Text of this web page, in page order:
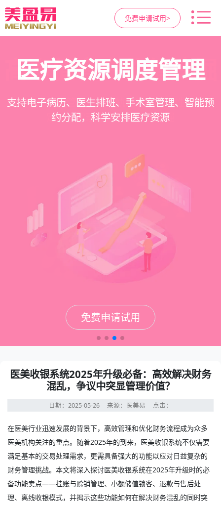
免费申请试用>
智慧医美管理系统
一站式解决医美机构预约、咨询、手术安排、会
员管理、财务核算全流程管理
免费申请试用
医疗资源调度管理
支持电子病历、医生排班、手术室管理、智能预
约分配，科学安排医疗资源
免费申请试用
高净值客户价值挖掘
支持客户分级管理、消费轨迹追踪、个性化方案
定制、实现客户长期价值挖掘
免费申请试用
营销与私域运营
提供小程序商城、私域scrm、项目套餐、裂变分
销多种营销工具，助力获客与转化
免费申请试用
医美收银系统2025年升级必备：高效解决财务
混乱，争议中突显管理价值？
日期：2025-05-26 来源：医美易 点击：
在医美行业迅速发展的背景下，高效管理和优化财务流程成为众多
医美机构关注的重点。随着2025年的到来， 医美收银系统不仅需要
满足基本的交易处理需求，更需具备强大的功能以应对日益复杂的
财务管理挑战。本文将深入探讨医美收银系统在2025年升级时的必
备功能卖点——挂账与赊销管理、小额储值锁客、退款与售后处
理、离线收银模式，并揭示这些功能如何在解决财务混乱的同时突